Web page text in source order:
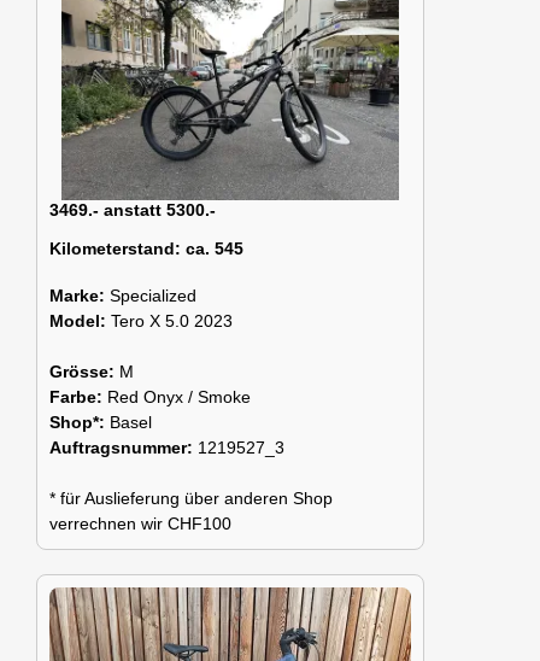
3469.- anstatt 5300.-
Kilometerstand: ca. 545
Marke: Specialized
Model: Tero X 5.0 2023
Grösse: M
Farbe: Red Onyx / Smoke
Shop*: Basel
Auftragsnummer: 1219527_3
* für Auslieferung über anderen Shop
verrechnen wir CHF100